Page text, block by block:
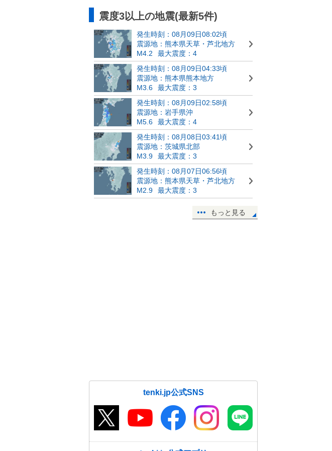
震度3以上の地震(最新5件)
発生時刻：08月09日08:02頃
震源地：熊本県天草・芦北地方
M4.2
最大震度：4
発生時刻：08月09日04:33頃
震源地：熊本県熊本地方
M3.6
最大震度：3
発生時刻：08月09日02:58頃
震源地：岩手県沖
M5.6
最大震度：4
発生時刻：08月08日03:41頃
震源地：茨城県北部
M3.9
最大震度：3
発生時刻：08月07日06:56頃
震源地：熊本県天草・芦北地方
M2.9
最大震度：3
もっと見る
tenki.jp公式SNS